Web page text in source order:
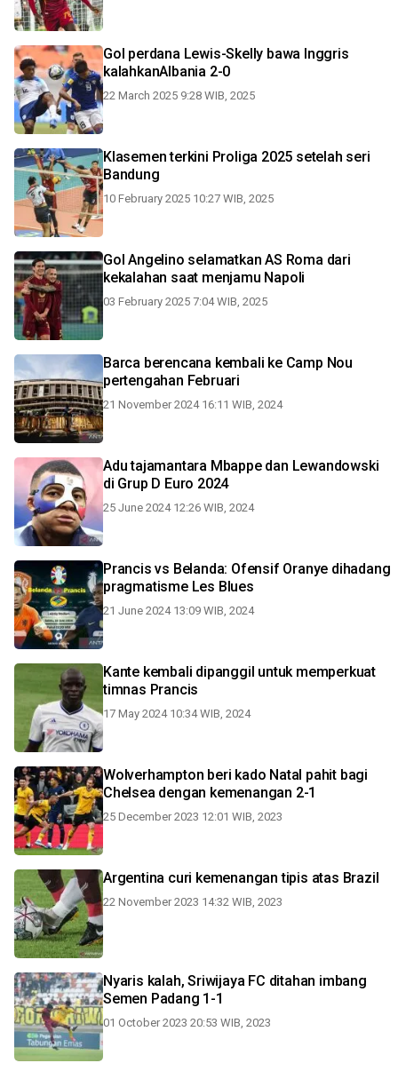
Gol perdana Lewis-Skelly bawa Inggris
kalahkanAlbania 2-0
22 March 2025 9:28 WIB, 2025
Klasemen terkini Proliga 2025 setelah seri
Bandung
10 February 2025 10:27 WIB, 2025
Gol Angelino selamatkan AS Roma dari
kekalahan saat menjamu Napoli
03 February 2025 7:04 WIB, 2025
Barca berencana kembali ke Camp Nou
pertengahan Februari
21 November 2024 16:11 WIB, 2024
Adu tajamantara Mbappe dan Lewandowski
di Grup D Euro 2024
25 June 2024 12:26 WIB, 2024
Prancis vs Belanda: Ofensif Oranye dihadang
pragmatisme Les Blues
21 June 2024 13:09 WIB, 2024
Kante kembali dipanggil untuk memperkuat
timnas Prancis
17 May 2024 10:34 WIB, 2024
Wolverhampton beri kado Natal pahit bagi
Chelsea dengan kemenangan 2-1
25 December 2023 12:01 WIB, 2023
Argentina curi kemenangan tipis atas Brazil
22 November 2023 14:32 WIB, 2023
Nyaris kalah, Sriwijaya FC ditahan imbang
Semen Padang 1-1
01 October 2023 20:53 WIB, 2023